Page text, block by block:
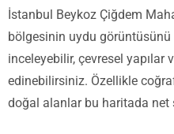
İstanbul Beykoz Çiğdem
bölgesinin uydu görüntüsünü
inceleyebilir, çevresel yapılar
edinebilirsiniz. Özellikle
doğal alanlar bu haritada net